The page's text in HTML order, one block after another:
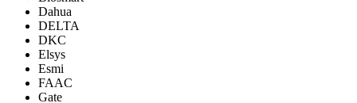
Dahua
DELTA
DKC
Elsys
Esmi
FAAC
Gate